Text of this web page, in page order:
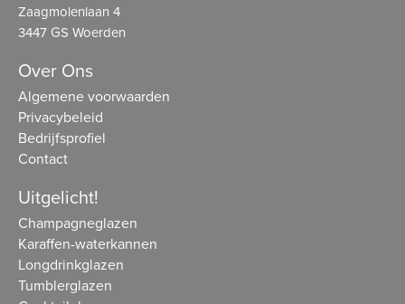
Zaagmolenlaan 4
3447 GS Woerden
Over Ons
Algemene voorwaarden
Privacybeleid
Bedrijfsprofiel
Contact
Uitgelicht!
Champagneglazen
Karaffen-waterkannen
Longdrinkglazen
Tumblerglazen